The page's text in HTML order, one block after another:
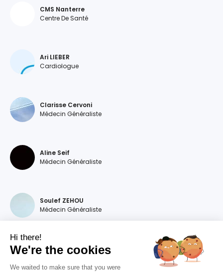
CMS Nanterre
Centre De Santé
Ari LIEBER
Cardiologue
Clarisse Cervoni
Médecin Généraliste
Aline Seif
Médecin Généraliste
Soulef ZEHOU
Médecin Généraliste
Magdalena DEVILLERS
Hi there!
We're the cookies
We waited to make sure that you were